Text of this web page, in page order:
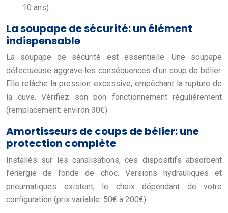
10 ans).
La soupape de sécurité: un élément
indispensable
La soupape de sécurité est essentielle. Une soupape
défectueuse aggrave les conséquences d’un coup de bélier.
Elle relâche la pression excessive, empêchant la rupture de
la cuve. Vérifiez son bon fonctionnement régulièrement
(remplacement: environ 30€).
Amortisseurs de coups de bélier: une
protection complète
Installés sur les canalisations, ces dispositifs absorbent
l’énergie de l’onde de choc. Versions hydrauliques et
pneumatiques existent, le choix dépendant de votre
configuration (prix variable: 50€ à 200€).